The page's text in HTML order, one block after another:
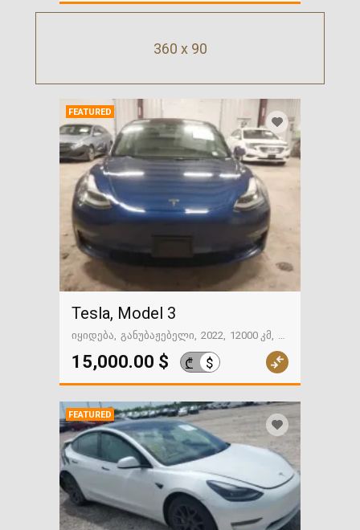
360 x 90
FEATURED
Tesla, Model 3
იყიდება განუბაჟებელი 2022 12000 კმ
15,000.00 $ ₾ $
FEATURED